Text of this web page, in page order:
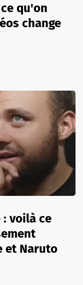
qu'on
change
: voilà ce
et Naruto